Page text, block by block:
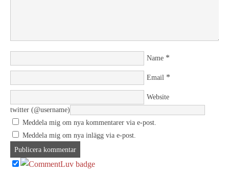
Name *
Email *
Website
twitter (@username)
Meddela mig om nya kommentarer via e-post.
Meddela mig om nya inlägg via e-post.